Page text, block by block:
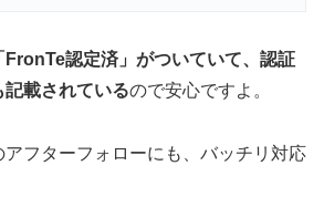
認定済」がついていて、認証
載されているので安心ですよ。
フターフォローにも、バッチリ対応